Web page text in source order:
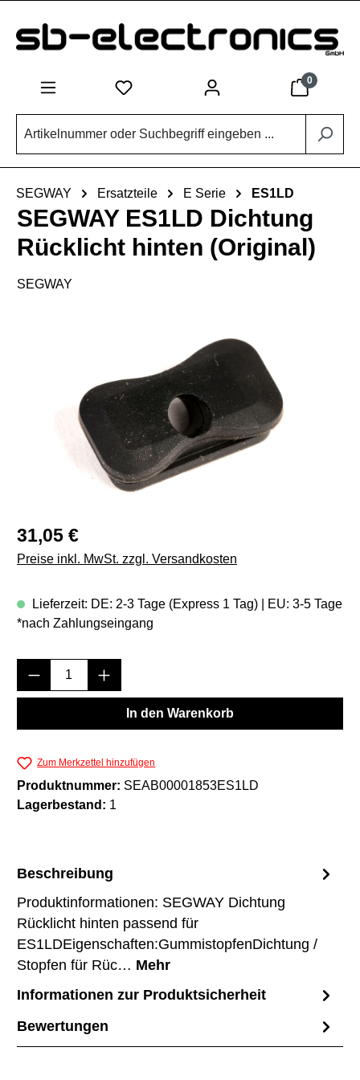
0
SEGWAY Ersatzteile E Serie ES1LD
SEGWAY ES1LD Dichtung
Rücklicht hinten (Original)
SEGWAY
Regulärer Preis:
31,05 €
Preise inkl. MwSt. zzgl. Versandkosten
Lieferzeit: DE: 2-3 Tage (Express 1 Tag) | EU: 3-5 Tage
*nach Zahlungseingang
Produkt Anzahl: Gib den gewünschten
In den Warenkorb
Zum Merkzettel hinzufügen
Produktnummer: SEAB00001853ES1LD
Lagerbestand: 1
Beschreibung
Produktinformationen: SEGWAY Dichtung
Rücklicht hinten passend für
ES1LDEigenschaften:GummistopfenDichtung /
Stopfen für Rüc… Mehr
Informationen zur Produktsicherheit
Bewertungen